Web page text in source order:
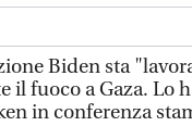
Biden sta
il fuoco a Gaza. Lo
in conferenza